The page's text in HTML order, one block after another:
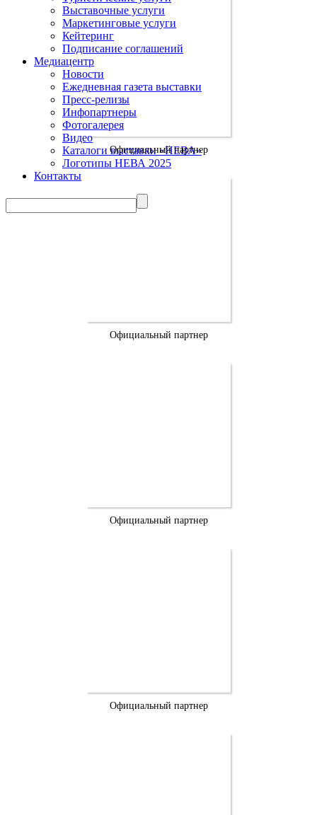
Выставочные услуги
Маркетинговые услуги
Кейтеринг
Подписание соглашений
Медиацентр
Новости
Ежедневная газета выставки
Пресс-релизы
Инфопартнеры
Фотогалерея
Видео
Каталоги выставки «НЕВА»
Логотипы НЕВА 2025
Контакты
Официальный партнер
Официальный партнер
Официальный партнер
Официальный партнер